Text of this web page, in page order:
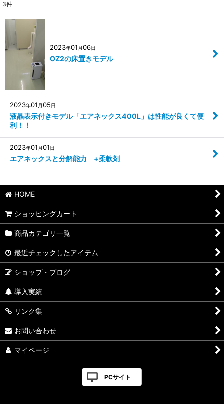
3件
2023年01 月06日
OZ2の床置きモデル
2023年01 月05日
液晶表示付きモデル「エアネックス400L」は性能が良くて便
利！！
2023年01 月01日
エアネックスと分解能力 +柔軟剤
HOME
ショッピングカート
商品カテゴリ一覧
最近チェックしたアイテム
ショップ・ブログ
導入実績
リンク集
お問い合わせ
マイページ
PCサイト